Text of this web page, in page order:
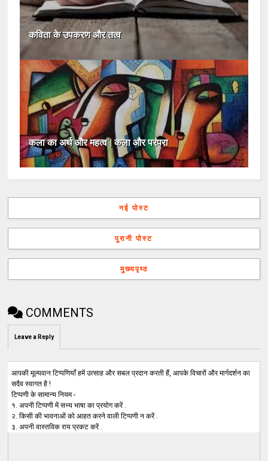
कविता के उपकरण और तत्व
कला का अर्थ और महत्व | कला और परंपरा
नई पोस्ट
पुरानी पोस्ट
मुख्यपृष्ठ
COMMENTS
Leave a Reply
आपकी मूल्यवान टिप्पणियाँ हमें उत्साह और सबल प्रदान करती हैं, आपके विचारों और मार्गदर्शन का
सदैव स्वागत है !
टिप्पणी के सामान्य नियम -
१. अपनी टिप्पणी में सभ्य भाषा का प्रयोग करें .
२. किसी की भावनाओं को आहत करने वाली टिप्पणी न करें .
३. अपनी वास्तविक राय प्रकट करें .